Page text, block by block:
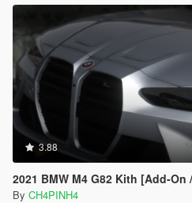
3.88
2021 BMW M4 G82 Kith [Add-On
By CH4PINH4